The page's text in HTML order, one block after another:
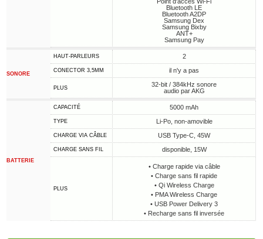
Bluetooth LE
Bluetooth A2DP
Samsung Dex
Samsung Bixby
ANT+
Samsung Pay
SONORE
HAUT-PARLEURS 2
CONECTOR 3,5MM il n'y a pas
PLUS
32-bit / 384kHz sonore
audio par AKG
BATTERIE
CAPACITÉ 5000 mAh
TYPE Li-Po, non-amovible
CHARGE VIA CÂBLE USB Type-C, 45W
CHARGE SANS FIL disponible, 15W
PLUS
• Charge rapide via câble
• Charge sans fil rapide
• Qi Wireless Charge
• PMA Wireless Charge
• USB Power Delivery 3
• Recharge sans fil inversée